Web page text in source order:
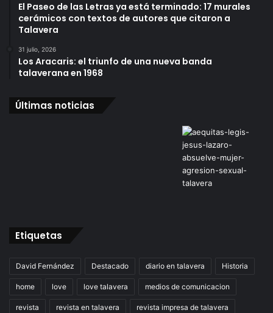
El Paseo de las Letras ya está terminado: 17 murales
cerámicos con textos de autores que citaron a
Talavera
31 julio, 2026
Los Aracaris: el triunfo de una nueva banda
talaverana en 1968
Últimas noticias
Etiquetas
David Fernández Destacado diario en talavera Historia
home love love talavera medios de comunicacion
revista revista en talavera revista impresa de talavera